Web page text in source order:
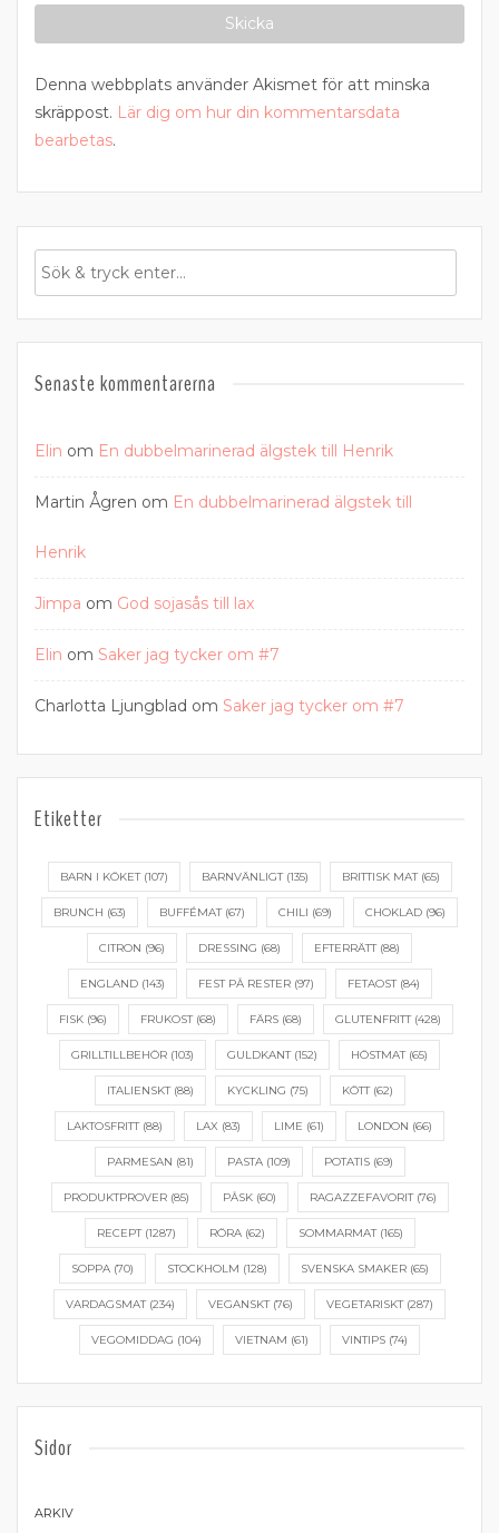
Denna webbplats använder Akismet för att minska
skräppost. Lär dig om hur din kommentarsdata
bearbetas.
Senaste kommentarerna
Elin om En dubbelmarinerad älgstek till Henrik
Martin Ågren om En dubbelmarinerad älgstek till
Henrik
Jimpa om God sojasås till lax
Elin om Saker jag tycker om #7
Charlotta Ljungblad om Saker jag tycker om #7
Etiketter
BARN I KÖKET(107) BARNVÄNLIGT(135) BRITTISK MAT(65)
BRUNCH (63) BUFFÉMAT(67) CHILI (69) CHOKLAD (96)
CITRON (96) DRESSING (68) EFTERRÄTT(88)
ENGLAND(143) FEST PÅ RESTER(97) FETAOST(84)
FISK(96) FRUKOST(68) FÄRS(68) GLUTENFRITT(428)
GRILLTILLBEHÖR (103) GULDKANT(152) HÖSTMAT(65)
ITALIENSKT(88) KYCKLING (75) KÖTT(62)
LAKTOSFRITT(88) LAX (83) LIME (61) LONDON (66)
PARMESAN (81) PASTA(109) POTATIS(69)
PRODUKTPROVER(85) PÅSK(60) RAGAZZEFAVORIT(76)
RECEPT(1287) RÖRA(62) SOMMARMAT(165)
SOPPA(70) STOCKHOLM (128) SVENSKA SMAKER(65)
VARDAGSMAT(234) VEGANSKT(76) VEGETARISKT(287)
VEGOMIDDAG (104) VIETNAM (61) VINTIPS (74)
Sidor
ARKIV